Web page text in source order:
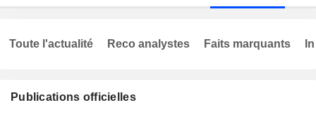
Publications officielles
Toute l'actualité Reco analystes Faits marquants